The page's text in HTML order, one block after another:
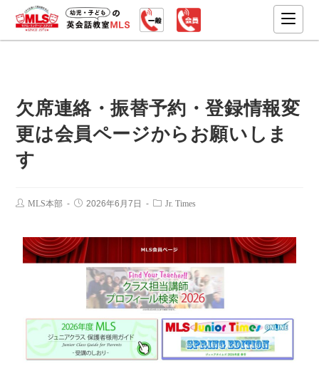
欠席連絡・振替予約・登録情報変
更は会員ページからお願いしま
す
MLS本部 2026年6月7日 Jr. Times